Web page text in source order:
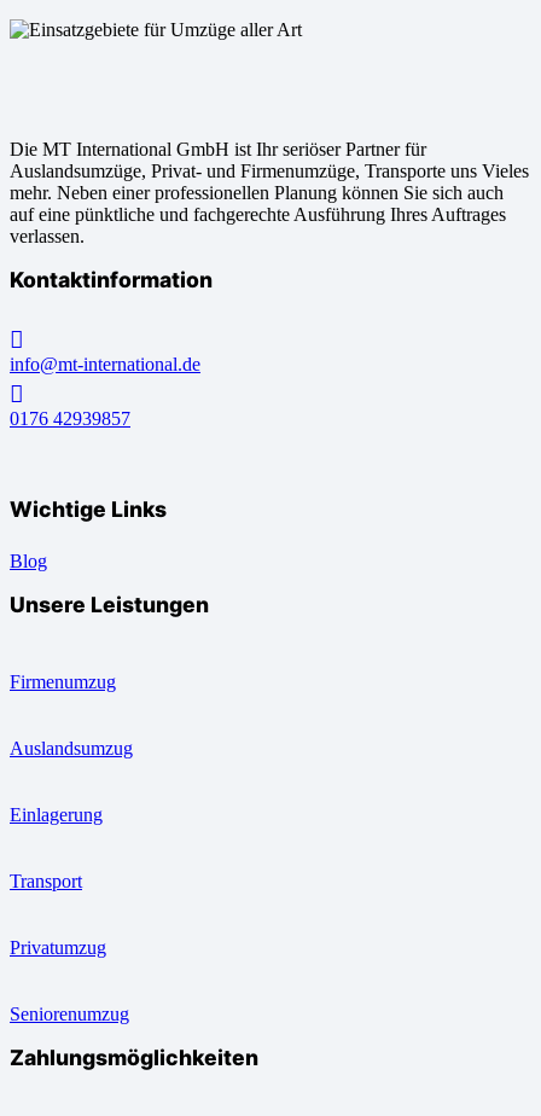
Die MT International GmbH ist Ihr seriöser Partner für
Auslandsumzüge, Privat- und Firmenumzüge, Transporte uns Vieles
mehr. Neben einer professionellen Planung können Sie sich auch
auf eine pünktliche und fachgerechte Ausführung Ihres Auftrages
verlassen.
Kontaktinformation
info@mt-international.de
0176 42939857
Wichtige Links
Blog
Unsere Leistungen
Firmenumzug
Auslandsumzug
Einlagerung
Transport
Privatumzug
Seniorenumzug
Zahlungsmöglichkeiten